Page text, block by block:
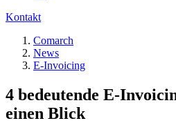
Kontakt
Comarch
News
E-Invoicing
4 bedeutende E-
einen Blick